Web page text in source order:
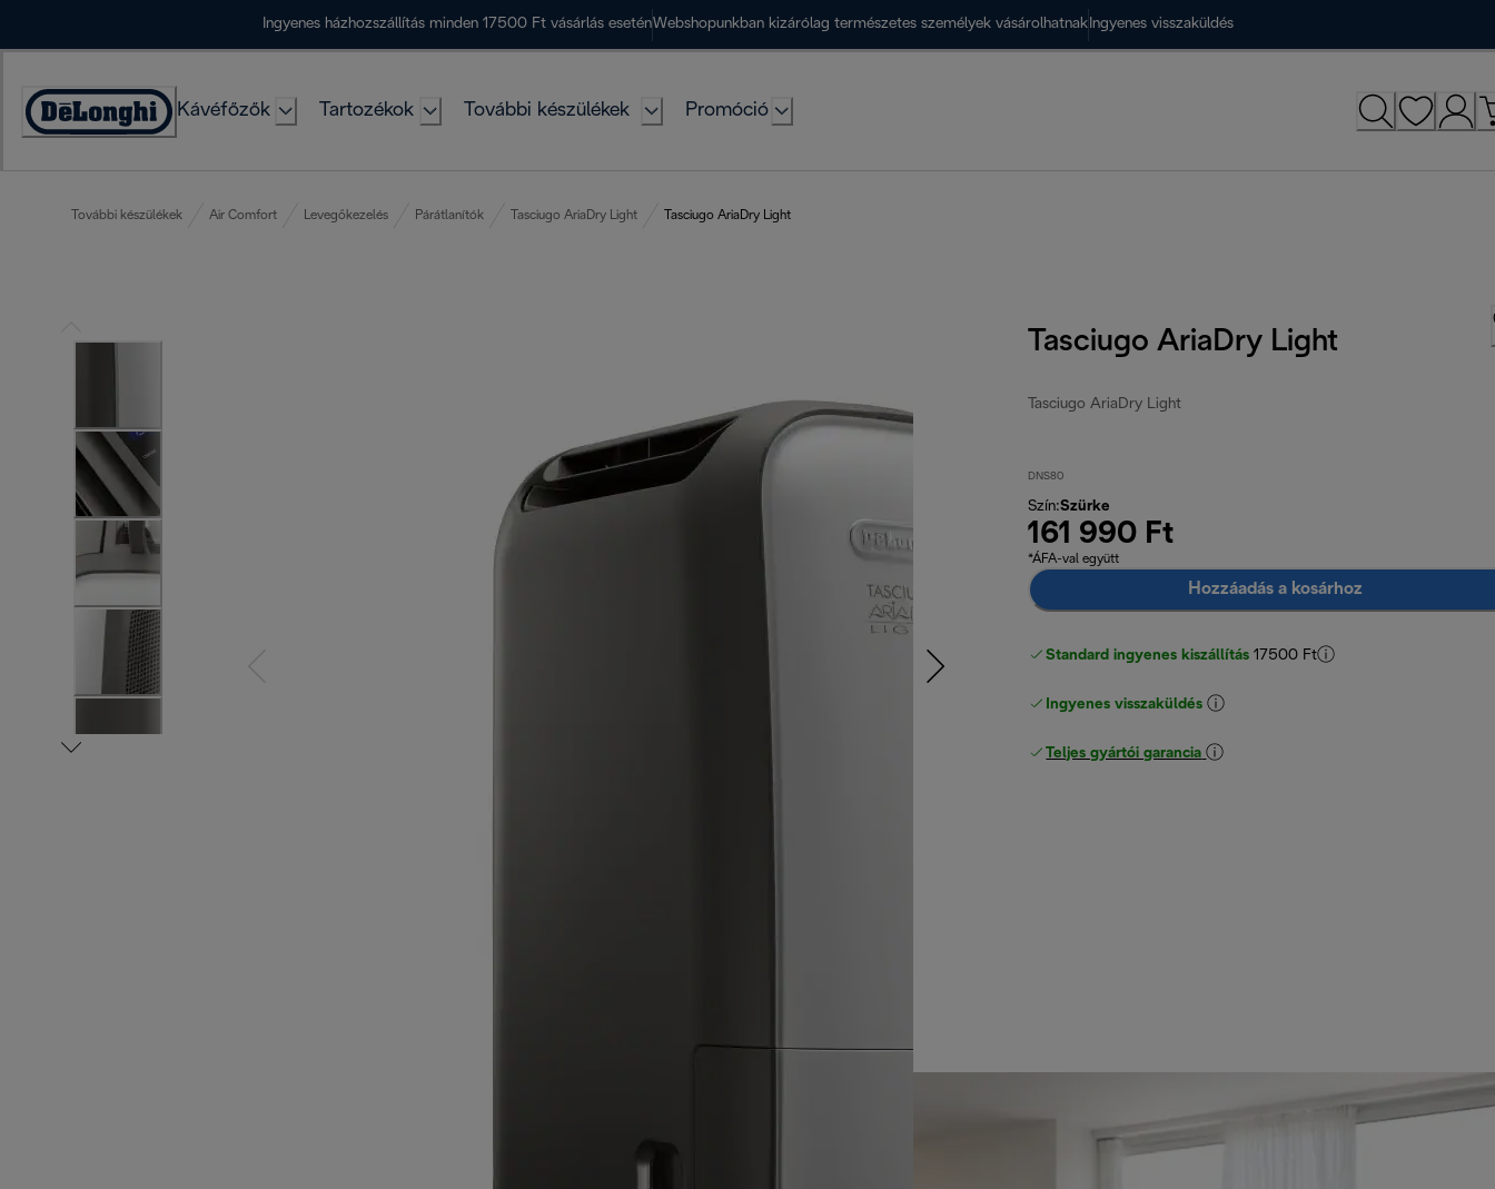
Ingyenes házhozszállítás minden 17500 Ft vásárlás eseténWebshopunkban kizárólag természetes személyek vásárolhatnak Ingyenes visszaküldés
Accessibility
Kávéfőzők Tartozékok További készülékek Promóció
További készülékek Air Comfort Levegőkezelés Párátlanítók Tasciugo AriaDry Light Tasciugo AriaDry Light
Tasciugo AriaDry Light
Tasciugo AriaDry Light
DNS80
Szín:Szürke
161 990 Ft
*ÁFA-val együtt
Hozzáadás a kosárhoz
Standard ingyenes kiszállítás 17500 Ft
Ingyenes visszaküldés
Teljes gyártói garancia